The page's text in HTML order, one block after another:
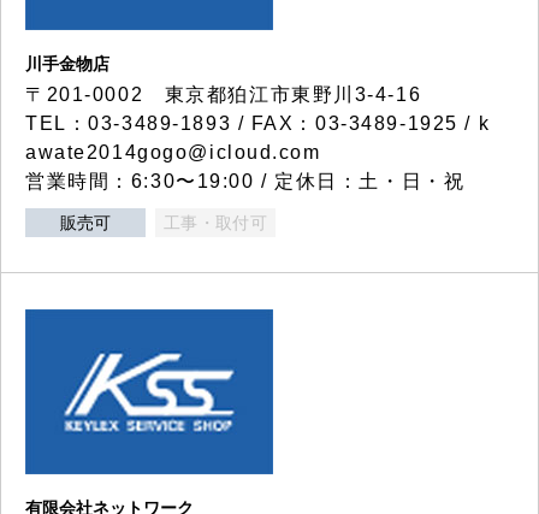
川手金物店
〒201-0002 東京都狛江市東野川3-4-16
TEL：03-3489-1893 / FAX：03-3489-1925 / k
awate2014gogo@icloud.com
営業時間：6:30〜19:00 / 定休日：土・日・祝
販売可 工事・取付可
有限会社ネットワーク